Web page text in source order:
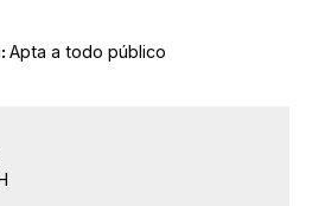
Apta a todo público